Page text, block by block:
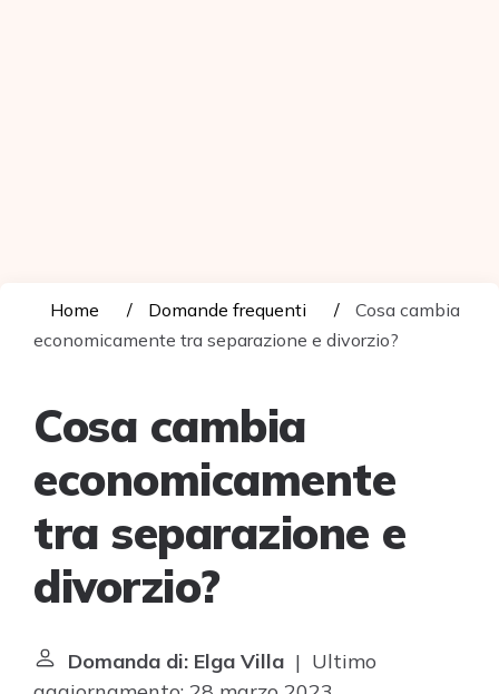
Home Domande frequenti
Cosa cambia
economicamente tra separazione e divorzio?
Cosa cambia
economicamente
tra separazione e
divorzio?
Domanda di: Elga Villa | Ultimo